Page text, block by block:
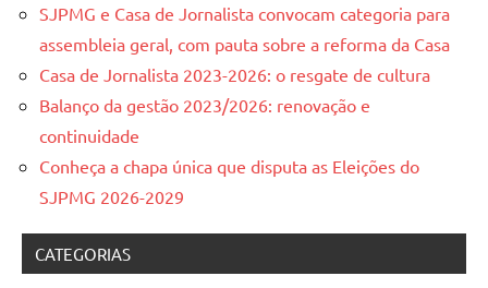
SJPMG e Casa de Jornalista convocam categoria para
assembleia geral, com pauta sobre a reforma da Casa
Casa de Jornalista 2023-2026: o resgate de cultura
Balanço da gestão 2023/2026: renovação e
continuidade
Conheça a chapa única que disputa as Eleições do
SJPMG 2026-2029
CATEGORIAS